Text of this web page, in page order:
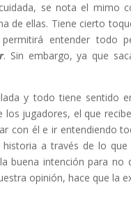
se nota el mimo
de ellas. Tiene cierto
entender todo
. Sin embargo, ya que
y todo tiene sentido
los jugadores, el que
con él e ir entendiendo
a través de lo
buena intención para no
opinión, hace que la